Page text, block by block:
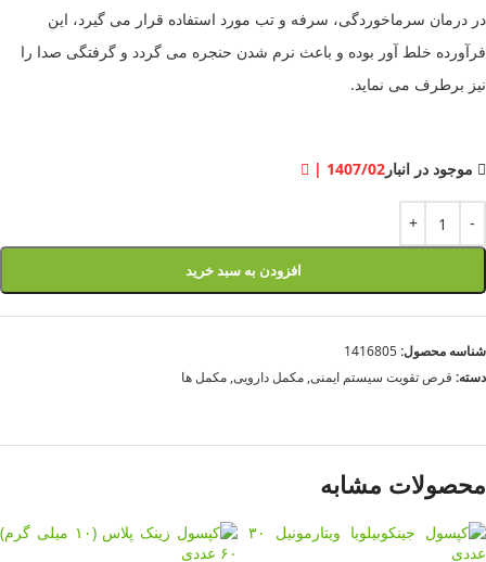
در درمان سرماخوردگی، سرفه و تب مورد استفاده قرار می گیرد، این
فرآورده خلط آور بوده و باعث نرم شدن حنجره می گردد و گرفتگی صدا را
نیز برطرف می نماید.
موجود در انبار| 1407/02
افزودن به سبد خرید
شناسه محصول:1416805
دسته: قرص تقویت سیستم ایمنی, مکمل دارویی, مکمل ها
محصولات مشابه